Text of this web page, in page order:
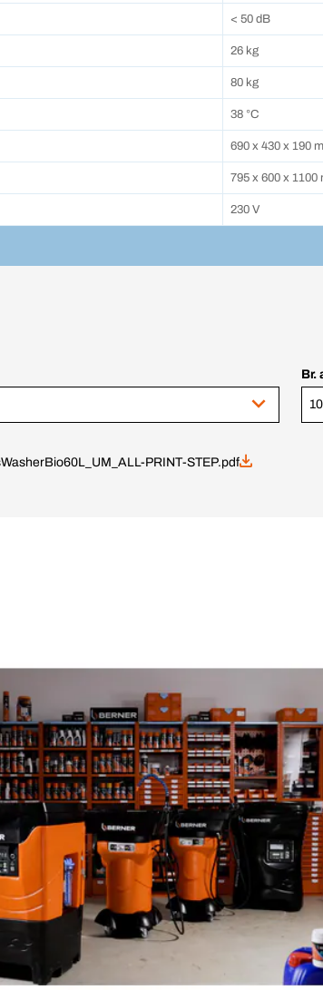
< 50 dB
26 kg
80 kg
38 °C
690 x 430 x 190
795 x 600 x 1100
230 V
Br.
PRINT-STEP.pdf